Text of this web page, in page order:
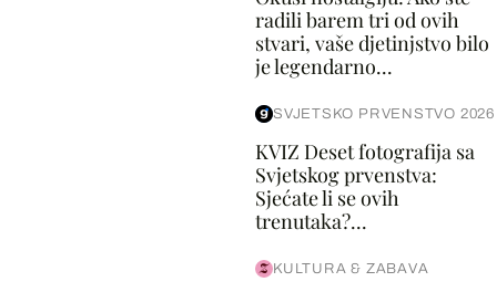
radili barem tri od ovih
stvari, vaše djetinjstvo bilo
je legendarno...
SVJETSKO PRVENSTVO 2026
KVIZ Deset fotografija sa
Svjetskog prvenstva:
Sjećate li se ovih
trenutaka?...
KULTURA & ZABAVA